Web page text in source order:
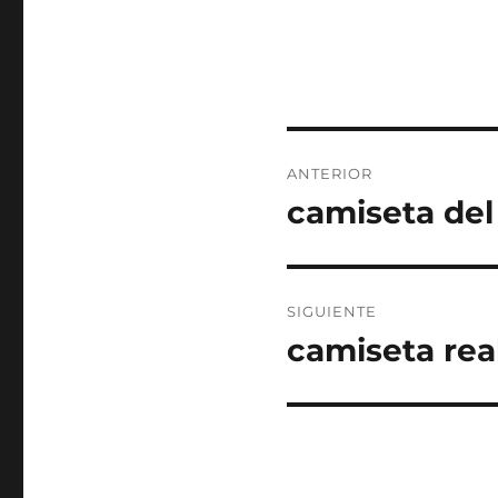
de
ANTERIOR
Entrada
camiseta
SIGUIENTE
Entrada
camiseta